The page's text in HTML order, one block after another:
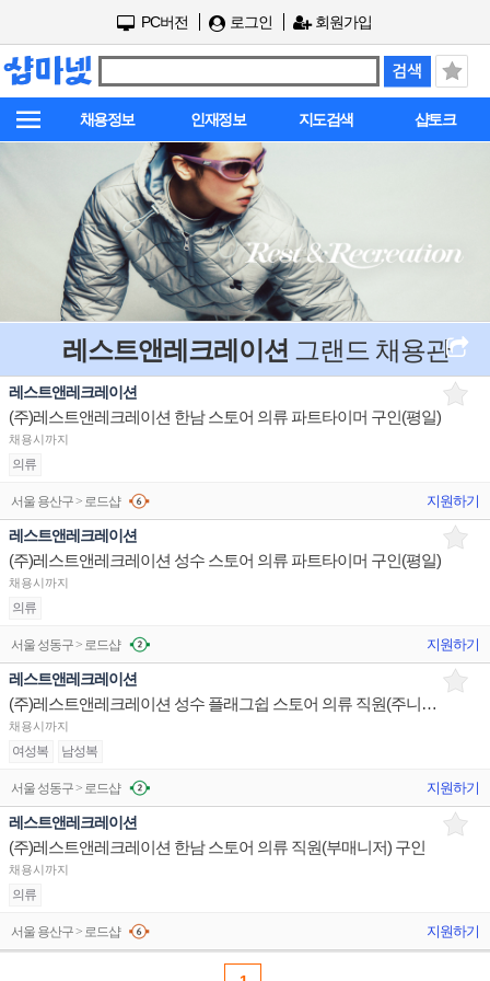
PC버전 로그인 회원가입
채용정보 인재정보 지도검색 샵토크
레스트앤레크레이션 그랜드 채용관
레스트앤레크레이션
(주)레스트앤레크레이션 한남 스토어 의류 파트타이머 구인(평일)
채용시까지
의류
서울 용산구 > 로드샵 지원하기
레스트앤레크레이션
(주)레스트앤레크레이션 성수 스토어 의류 파트타이머 구인(평일)
채용시까지
의류
서울 성동구 > 로드샵 지원하기
레스트앤레크레이션
(주)레스트앤레크레이션 성수 플래그쉽 스토어 의류 직원(주니어) 구인
채용시까지
여성복 남성복
서울 성동구 > 로드샵 지원하기
레스트앤레크레이션
(주)레스트앤레크레이션 한남 스토어 의류 직원(부매니저) 구인
채용시까지
의류
서울 용산구 > 로드샵 지원하기